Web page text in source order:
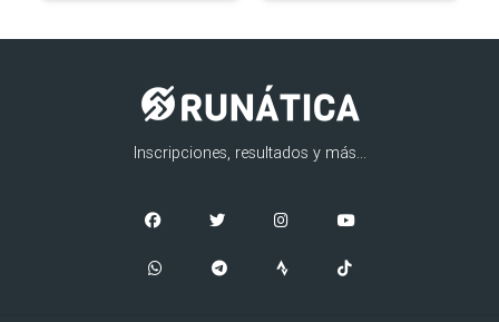
Inscripciones, resultados y más...